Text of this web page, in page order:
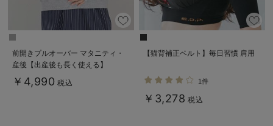
前開きプルオーバー マタニティ・
産後【出産後も長く使える】
￥4,990 税込
【猫背補正ベルト】毎日習慣 肩用
1件
￥3,278 税込